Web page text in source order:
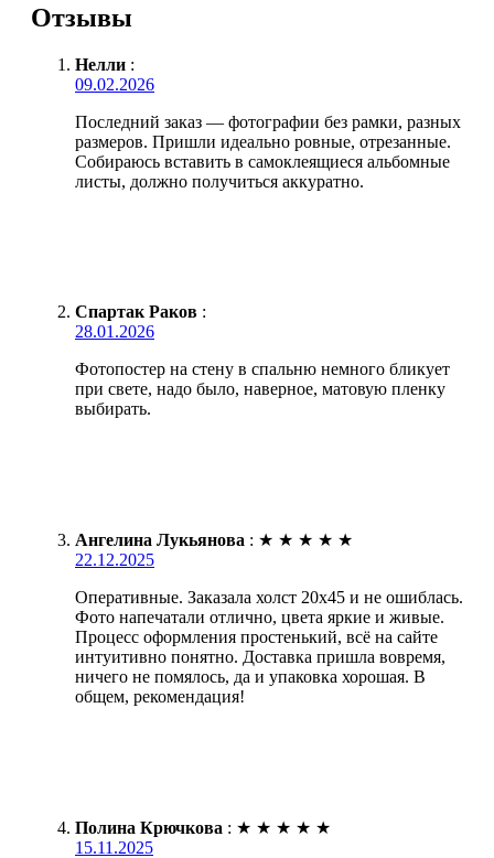
Отзывы
Нелли :
09.02.2026
Последний заказ — фотографии без рамки, разных
размеров. Пришли идеально ровные, отрезанные.
Собираюсь вставить в самоклеящиеся альбомные
листы, должно получиться аккуратно.
Спартак Раков :
28.01.2026
Фотопостер на стену в спальню немного бликует
при свете, надо было, наверное, матовую пленку
выбирать.
Ангелина Лукьянова : ★ ★ ★ ★ ★
22.12.2025
Оперативные. Заказала холст 20х45 и не ошиблась.
Фото напечатали отлично, цвета яркие и живые.
Процесс оформления простенький, всё на сайте
интуитивно понятно. Доставка пришла вовремя,
ничего не помялось, да и упаковка хорошая. В
общем, рекомендация!
Полина Крючкова : ★ ★ ★ ★ ★
15.11.2025